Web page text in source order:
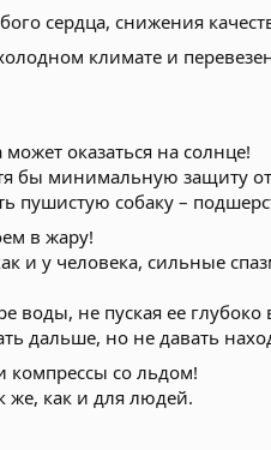
сердца, снижения
климате и
оказаться на солнце!
бы минимальную защиту
пушистую собаку –
в жару!
и у человека, сильные
воды, не пуская ее
дальше, но не давать
компрессы со льдом!
же, как и для людей.